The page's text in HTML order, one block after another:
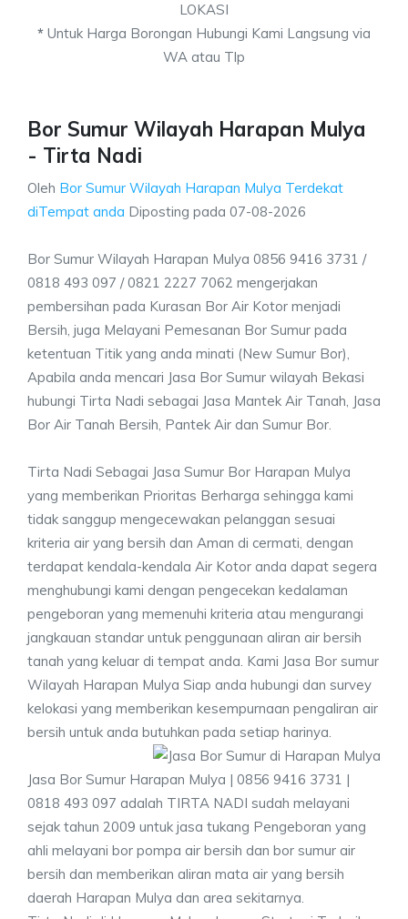
LOKASI
* Untuk Harga Borongan Hubungi Kami Langsung via
WA atau Tlp
Bor Sumur Wilayah Harapan Mulya
- Tirta Nadi
Oleh Bor Sumur Wilayah Harapan Mulya Terdekat
diTempat anda Diposting pada 07-08-2026
Bor Sumur Wilayah Harapan Mulya 0856 9416 3731 /
0818 493 097 / 0821 2227 7062 mengerjakan
pembersihan pada Kurasan Bor Air Kotor menjadi
Bersih, juga Melayani Pemesanan Bor Sumur pada
ketentuan Titik yang anda minati (New Sumur Bor),
Apabila anda mencari Jasa Bor Sumur wilayah Bekasi
hubungi Tirta Nadi sebagai Jasa Mantek Air Tanah, Jasa
Bor Air Tanah Bersih, Pantek Air dan Sumur Bor.
Tirta Nadi Sebagai Jasa Sumur Bor Harapan Mulya
yang memberikan Prioritas Berharga sehingga kami
tidak sanggup mengecewakan pelanggan sesuai
kriteria air yang bersih dan Aman di cermati, dengan
terdapat kendala-kendala Air Kotor anda dapat segera
menghubungi kami dengan pengecekan kedalaman
pengeboran yang memenuhi kriteria atau mengurangi
jangkauan standar untuk penggunaan aliran air bersih
tanah yang keluar di tempat anda. Kami Jasa Bor sumur
Wilayah Harapan Mulya Siap anda hubungi dan survey
kelokasi yang memberikan kesempurnaan pengaliran air
bersih untuk anda butuhkan pada setiap harinya.
Jasa Bor Sumur Harapan Mulya | 0856 9416 3731 |
0818 493 097 adalah TIRTA NADI sudah melayani
sejak tahun 2009 untuk jasa tukang Pengeboran yang
ahli melayani bor pompa air bersih dan bor sumur air
bersih dan memberikan aliran mata air yang bersih
daerah Harapan Mulya dan area sekitarnya.